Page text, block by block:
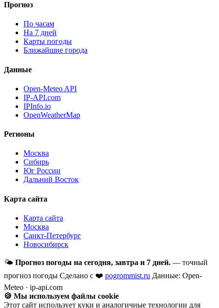
Прогноз
По часам
На 7 дней
Карты погоды
Ближайшие города
Данные
Open-Meteo API
IP-API.com
IPInfo.io
OpenWeatherMap
Регионы
Москва
Сибирь
Юг России
Дальний Восток
Карта сайта
Карта сайта
Москва
Санкт-Петербург
Новосибирск
🌤 Прогноз погоды на сегодня, завтра и 7 дней. — точный
прогноз погоды Сделано с ❤️ pogrommist.ru Данные: Open-
Meteo · ip-api.com
🍪 Мы используем файлы cookie
Этот сайт использует куки и аналогичные технологии для